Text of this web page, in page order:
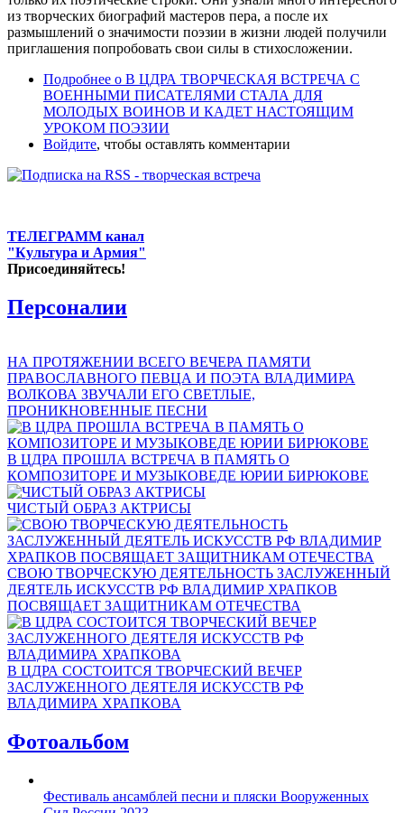
из творческих биографий мастеров пера, а после их
размышлений о значимости поэзии в жизни людей получили
приглашения попробовать свои силы в стихосложении.
Подробнее о В ЦДРА ТВОРЧЕСКАЯ ВСТРЕЧА С
ВОЕННЫМИ ПИСАТЕЛЯМИ СТАЛА ДЛЯ
МОЛОДЫХ ВОИНОВ И КАДЕТ НАСТОЯЩИМ
УРОКОМ ПОЭЗИИ
Войдите, чтобы оставлять комментарии
ТЕЛЕГРАММ канал
"Культура и Армия"
Присоединяйтесь!
Персоналии
НА ПРОТЯЖЕНИИ ВСЕГО ВЕЧЕРА ПАМЯТИ
ПРАВОСЛАВНОГО ПЕВЦА И ПОЭТА ВЛАДИМИРА
ВОЛКОВА ЗВУЧАЛИ ЕГО СВЕТЛЫЕ,
ПРОНИКНОВЕННЫЕ ПЕСНИ
В ЦДРА ПРОШЛА ВСТРЕЧА В ПАМЯТЬ О
КОМПОЗИТОРЕ И МУЗЫКОВЕДЕ ЮРИИ БИРЮКОВЕ
ЧИСТЫЙ ОБРАЗ АКТРИСЫ
СВОЮ ТВОРЧЕСКУЮ ДЕЯТЕЛЬНОСТЬ ЗАСЛУЖЕННЫЙ
ДЕЯТЕЛЬ ИСКУССТВ РФ ВЛАДИМИР ХРАПКОВ
ПОСВЯЩАЕТ ЗАЩИТНИКАМ ОТЕЧЕСТВА
В ЦДРА СОСТОИТСЯ ТВОРЧЕСКИЙ ВЕЧЕР
ЗАСЛУЖЕННОГО ДЕЯТЕЛЯ ИСКУССТВ РФ
ВЛАДИМИРА ХРАПКОВА
Фотоальбом
Фестиваль ансамблей песни и пляски Вооруженных